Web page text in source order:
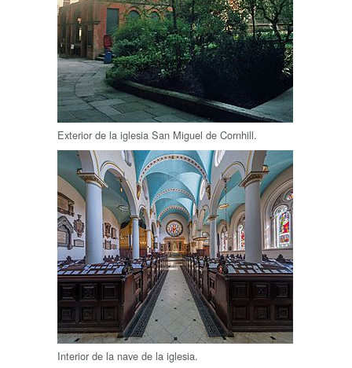
Exterior de la iglesia San Miguel de Cornhill.
Interior de la nave de la iglesia.